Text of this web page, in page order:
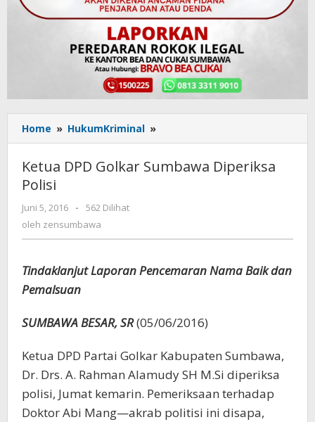
Home » HukumKriminal »
DPD
Golkar
Sumbawa
Ketua DPD Golkar Sumbawa Diperiksa
Polisi
Juni 5, 2016
oleh
zensumbawa
-
562 Dilihat
oleh zensumbawa
Tindaklanjut Laporan Pencemaran Nama Baik dan
Pemalsuan
SUMBAWA BESAR, SR(05/06/2016)
Ketua DPD Partai Golkar Kabupaten Sumbawa,
Dr. Drs. A. Rahman Alamudy SH M.Si diperiksa
polisi, Jumat kemarin. Pemeriksaan terhadap
Doktor Abi Mang—akrab politisi ini disapa,